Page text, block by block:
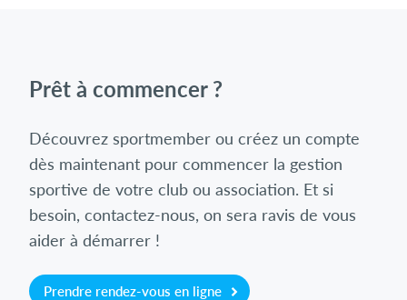
Prêt à commencer ?
Découvrez sportmember ou créez un compte
dès maintenant pour commencer la gestion
sportive de votre club ou association. Et si
besoin, contactez-nous, on sera ravis de vous
aider à démarrer !
Prendre rendez-vous en ligne